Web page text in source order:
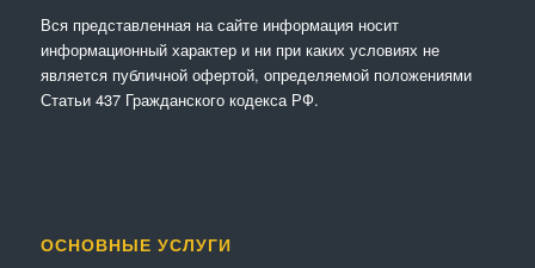
Вся представленная на сайте информация носит
информационный характер и ни при каких условиях не
является публичной офертой, определяемой положениями
Статьи 437 Гражданского кодекса РФ.
ОСНОВНЫЕ УСЛУГИ